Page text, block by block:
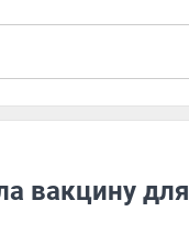
вакцину для